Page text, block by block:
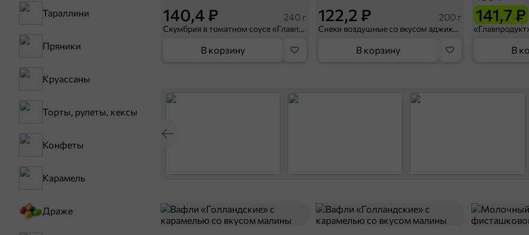
Тараллини
Пряники
Круассаны
Торты, рулеты, кексы
Конфеты
Карамель
Драже
140,4 ₽ 240 г
Скумбрия в томатном соусе «Главпродукт», 240 г
В корзину
122,2 ₽ 200 г
Снеки воздушные со вкусом аджики, 200 г
В корзину
141,7 ₽
В